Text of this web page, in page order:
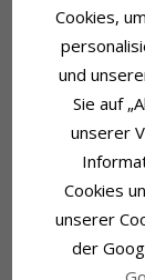
Cookies,
und
Sie auf
unserer
Cookies
unserer
der